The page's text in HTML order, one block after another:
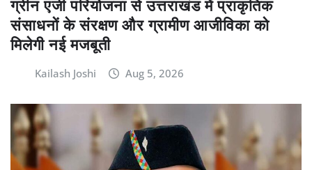
संसाधनों के संरक्षण और ग्रामीण आजीविका को
मिलेगी नई मजबूती
Kailash Joshi Aug 5, 2026